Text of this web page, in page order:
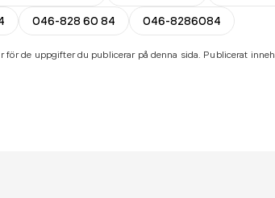
046-828 60 84 046-8286084
för de uppgifter du publicerar på denna sida. Publicerat